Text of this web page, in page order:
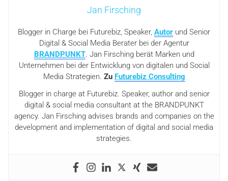
Jan Firsching
Blogger in Charge bei Futurebiz, Speaker, Autor und Senior
Digital & Social Media Berater bei der Agentur
BRANDPUNKT. Jan Firsching berät Marken und
Unternehmen bei der Entwicklung von digitalen und Social
Media Strategien. Zu Futurebiz Consulting
Blogger in charge at Futurebiz. Speaker, author and senior
digital & social media consultant at the BRANDPUNKT
agency. Jan Firsching advises brands and companies on the
development and implementation of digital and social media
strategies.